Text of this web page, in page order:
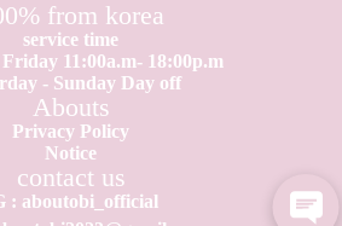
from korea
service time
11:00a.m- 18:00p.m
- Sunday Day off
Abouts
Privacy Policy
Notice
contact us
: aboutobi_official